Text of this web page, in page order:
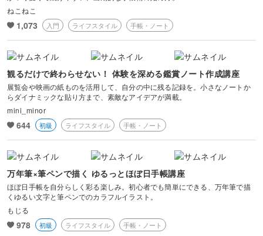
ねこねこ
1,073 入門 ライフスタイル 手帳・ノート
観るだけで終わらせない！ 体験を深める鑑賞ノート作成講座
展覧会や映画の紙ものを活用して、自分の中に残る記録を。小さなノートか
らダイナミックな貼り方まで、素敵なアイデアが満載。
mini_minor
644 初級 ライフスタイル 手帳・ノート
万年筆×筆ペンで描く ゆるっとほぼ日手帳講座
ほぼ日手帳を自分らしく彩る楽しみ。初心者でも簡単にできる、万年筆で描
くゆるい文字と筆ペンでのカラフルイラスト。
もじる
978 初級 ライフスタイル 手帳・ノート